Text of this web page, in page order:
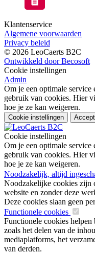
Klantenservice
Algemene voorwaarden
Privacy beleid
© 2026 LeoCaerts B2C
Ontwikkeld door Becosoft
Cookie instellingen
Admin
Om je een optimale
gebruik van cookies. Hier
hoe je ze kan weigeren.
Cookie instellingen
Cookie instellingen
Om je een optimale
gebruik van cookies. Hier
hoe je ze kan weigeren.
Noodzakelijk, altijd
Noodzakelijke cookies zijn
website en zonder deze
Deze cookies slaan geen
Functionele cookies
Functionele cookies
zoals het delen van de
mediaplatforms, het
van derden.